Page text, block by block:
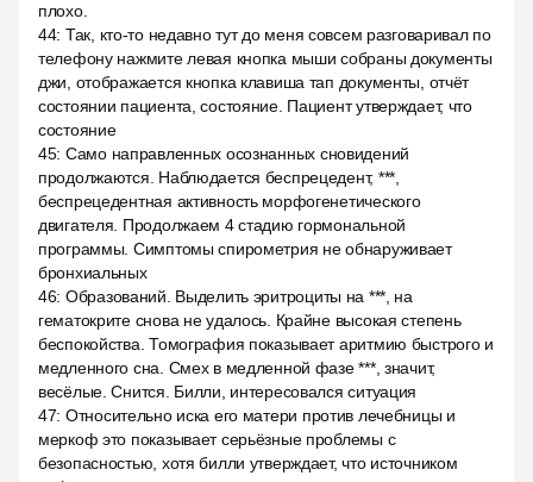
плохо.
44: Так, кто-то недавно тут до меня совсем разговаривал по
телефону нажмите левая кнопка мыши собраны документы
джи, отображается кнопка клавиша тап документы, отчёт
состоянии пациента, состояние. Пациент утверждает, что
состояние
45: Само направленных осознанных сновидений
продолжаются. Наблюдается беспрецедент, ***,
беспрецедентная активность морфогенетического
двигателя. Продолжаем 4 стадию гормональной
программы. Симптомы спирометрия не обнаруживает
бронхиальных
46: Образований. Выделить эритроциты на ***, на
гематокрите снова не удалось. Крайне высокая степень
беспокойства. Томография показывает аритмию быстрого и
медленного сна. Смех в медленной фазе ***, значит,
весёлые. Снится. Билли, интересовался ситуация
47: Относительно иска его матери против лечебницы и
меркоф это показывает серьёзные проблемы с
безопасностью, хотя билли утверждает, что источником